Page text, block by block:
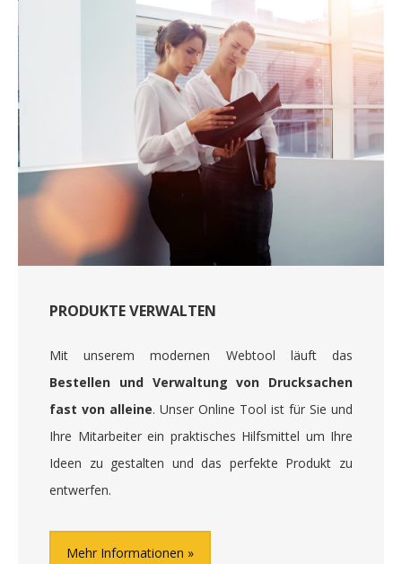
PRODUKTE VERWALTEN
Mit unserem modernen Webtool läuft das
Bestellen und Verwaltung von Drucksachen
fast von alleine. Unser Online Tool ist für Sie und
Ihre Mitarbeiter ein praktisches Hilfsmittel um Ihre
Ideen zu gestalten und das perfekte Produkt zu
entwerfen.
Mehr Informationen